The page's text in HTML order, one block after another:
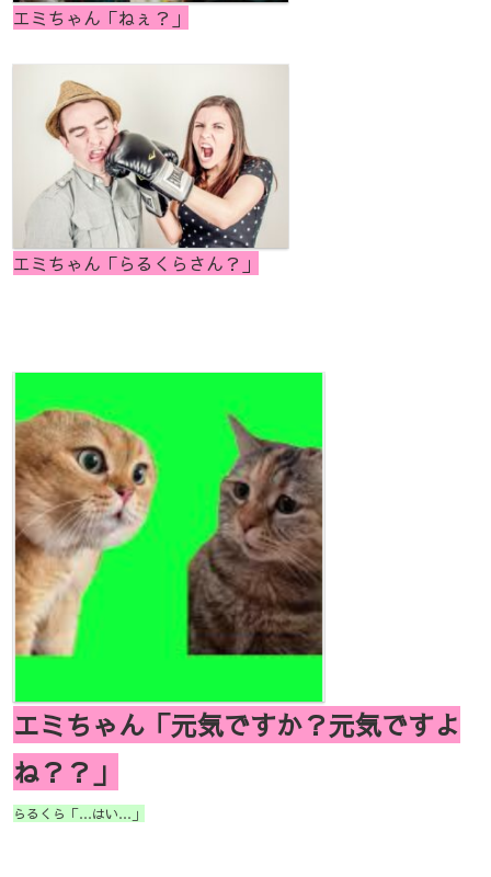
エミちゃん「ねぇ？」
エミちゃん「らるくらさん？」
エミちゃん「元気ですか？元気ですよ
ね？？」
らるくら「…はい…」